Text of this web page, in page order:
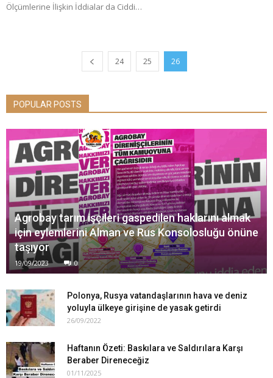
Ölçümlerine İlişkin İddialar da Ciddi…
24 25 26
POPULAR POSTS
Agrobay tarım işçileri gaspedilen haklarını almak
için eylemlerini Alman ve Rus Konsolosluğu önüne
taşıyor
19/09/2023 0
Polonya, Rusya vatandaşlarının hava ve deniz
yoluyla ülkeye girişine de yasak getirdi
26/09/2022
Haftanın Özeti: Baskılara ve Saldırılara Karşı
Beraber Direneceğiz
01/11/2025